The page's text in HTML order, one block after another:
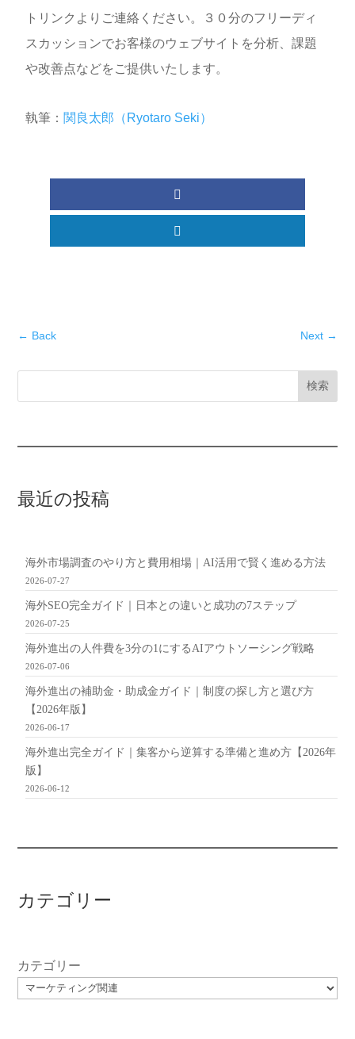
トリンクよりご連絡ください。３０分のフリーディ
スカッションでお客様のウェブサイトを分析、課題
や改善点などをご提供いたします。
執筆： 関良太郎（Ryotaro Seki）
← Back Next→
検索
最近の投稿
海外市場調査のやり方と費用相場｜AI活用で賢く進める方法
2026-07-27
海外SEO完全ガイド｜日本との違いと成功の7ステップ
2026-07-25
海外進出の人件費を3分の1にするAIアウトソーシング戦略
2026-07-06
海外進出の補助金・助成金ガイド｜制度の探し方と選び方
【2026年版】
2026-06-17
海外進出完全ガイド｜集客から逆算する準備と進め方【2026年
版】
2026-06-12
カテゴリー
カテゴリー